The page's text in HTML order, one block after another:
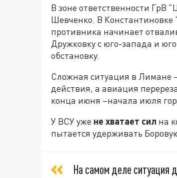
В зоне ответственности
Шевченко. В Константиновке
противника начинает
Дружковку с юго-запада и
обстановку.
Сложная ситуация в Лимане
действия, а авиация
конца июня –начала июля
У ВСУ уже не хватает сил на
пытается удерживать
На самом деле ситуация